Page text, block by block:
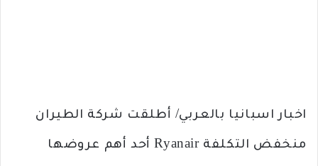
اخبار اسبانيا بالعربي/ أطلقت شركة الطيران
منخفض التكلفة Ryanair أحد أهم عروضها